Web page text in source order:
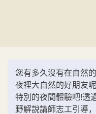
您有多久沒有在自然
夜裡大自然的好朋友
特別的夜間體驗吧!透
野解說講師志工引導